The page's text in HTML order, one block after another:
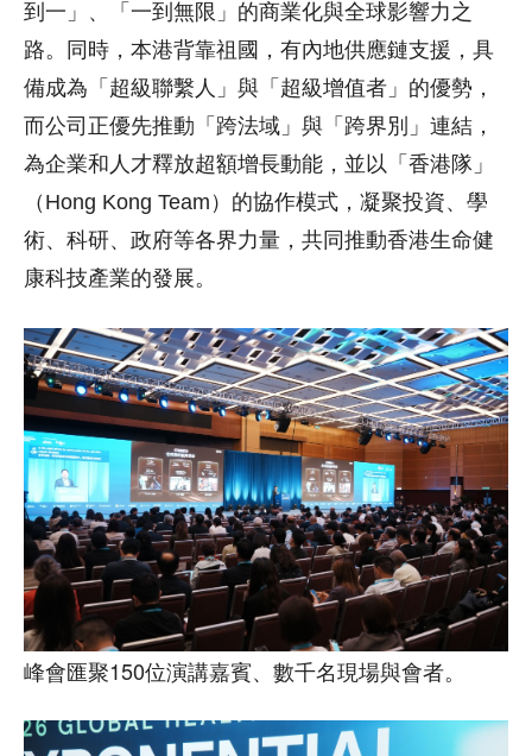
到一」、「一到無限」的商業化與全球影響力之
路。同時，本港背靠祖國，有內地供應鏈支援，具
備成為「超級聯繫人」與「超級增值者」的優勢，
而公司正優先推動「跨法域」與「跨界別」連結，
為企業和人才釋放超額增長動能，並以「香港隊」
（Hong Kong Team）的協作模式，凝聚投資、學
術、科研、政府等各界力量，共同推動香港生命健
康科技產業的發展。
峰會匯聚150位演講嘉賓、數千名現場與會者。